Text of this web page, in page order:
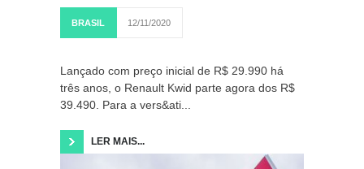
BRASIL 12/11/2020
Lançado com preço inicial de R$ 29.990 há
três anos, o Renault Kwid parte agora dos R$
39.490. Para a vers&ati...
LER MAIS...